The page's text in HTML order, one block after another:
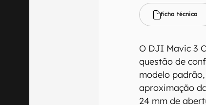
ficha técnica
O DJI Mavic 3
questão de
modelo
aproximação
24 mm de